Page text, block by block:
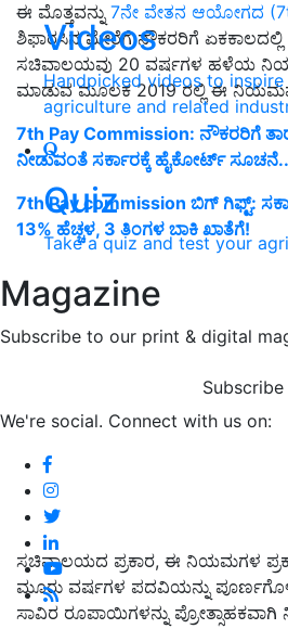
Videos
Handpicked videos to
agriculture and related
Quiz
Take a quiz and test your
Magazine
Subscribe to our print & digital
Subscribe
We're social. Connect with us on:
ಈ ಮೊತ್ತವನ್ನು 7ನೇ ವೇತನ ಆಯೋಗದ
ಶಿಫಾರಸಿನ ಮೇರೆಗೆ ನೌಕರರಿಗೆ ಏಕಕಾಲದಲ್ಲಿ
ಸಚಿವಾಲಯವು 20 ವರ್ಷಗಳ ಹಳೆಯ
ಮಾಡುವ ಮೂಲಕ 2019 ರಲ್ಲಿ ಈ
7th Pay Commission: ನೌಕರರಿಗೆ
ನೀಡುವಂತೆ ಸರ್ಕಾರಕ್ಕೆ ಹೈಕೋರ್ಟ್
7th Pay commission ಬಿಗ್ ಗಿಫ್ಟ್:
13% ಹೆಚ್ಚಳ, 3 ತಿಂಗಳ ಬಾಕಿ ಖಾತೆಗೆ!
ಸಚಿವಾಲಯದ ಪ್ರಕಾರ, ಈ ನಿಯಮಗಳ
ಮೂರು ವರ್ಷಗಳ ಪದವಿಯನ್ನು
ಸಾವಿರ ರೂಪಾಯಿಗಳನ್ನು ಪ್ರೋತ್ಸಾಹಕವಾಗಿ